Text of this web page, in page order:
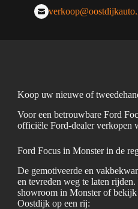
Koop uw nieuwe of
Voor een betrouwbare Ford
officiële Ford-dealer verkopen
Ford Focus in Monster in de
De gemotiveerde en
en tevreden weg te laten
showroom in Monster of bekijk
Oostdijk op een rij: